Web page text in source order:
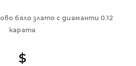
бяло злато с диаманти 0.12
карата
$